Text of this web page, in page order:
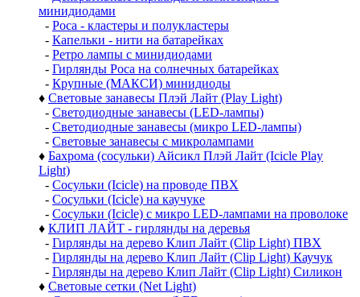
минидиодами
- Роса - кластеры и полукластеры
- Капельки - нити на батарейках
- Ретро лампы с минидиодами
- Гирлянды Роса на солнечных батарейках
- Крупные (МАКСИ) минидиоды
♦ Световые занавесы Плэй Лайт (Play Light)
- Светодиодные занавесы (LED-лампы)
- Светодиодные занавесы (микро LED-лампы)
- Световые занавесы с микролампами
♦ Бахрома (сосульки) Айсикл Плэй Лайт (Icicle Play
Light)
- Сосульки (Icicle) на проводе ПВХ
- Сосульки (Icicle) на каучуке
- Сосульки (Icicle) с микро LED-лампами на проволоке
♦ КЛИП ЛАЙТ - гирлянды на деревья
- Гирлянды на дерево Клип Лайт (Clip Light) ПВХ
- Гирлянды на дерево Клип Лайт (Clip Light) Каучук
- Гирлянды на дерево Клип Лайт (Clip Light) Силикон
♦ Световые сетки (Net Light)